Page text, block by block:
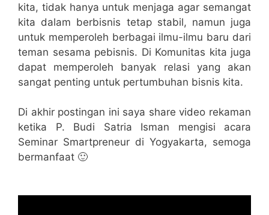
kita, tidak hanya untuk menjaga agar semangat
kita dalam berbisnis tetap stabil, namun juga
untuk memperoleh berbagai ilmu-ilmu baru dari
teman sesama pebisnis. Di Komunitas kita juga
dapat memperoleh banyak relasi yang akan
sangat penting untuk pertumbuhan bisnis kita.
Di akhir postingan ini saya share video rekaman
ketika P. Budi Satria Isman mengisi acara
Seminar Smartpreneur di Yogyakarta, semoga
bermanfaat 🙂